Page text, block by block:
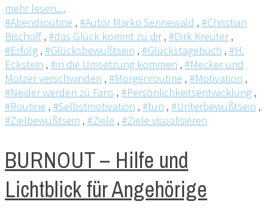
mehr lesen....
#Abendroutine , #Autor Marko Sennewald , #Christian
Bischoff , #das Glück kommt zu dir, #Dirk Kreuter,
#Erfolg , #Glücksbewußtsein , #Glückstagebuch , #H.
Eckstein , #in die Umsetzung kommen , #Mecker und
Motzer verschwinden , #Morgenroutine , #Motivation ,
#Neider werden zu Fans , #Persönlichkeitsentwicklung ,
#Routine , #Selbstmotivation , #tun , #Unterbewußtsein ,
#Zielbewußtsein , #Ziele , #Ziele visualisieren
BURNOUT – Hilfe und
Lichtblick für Angehörige